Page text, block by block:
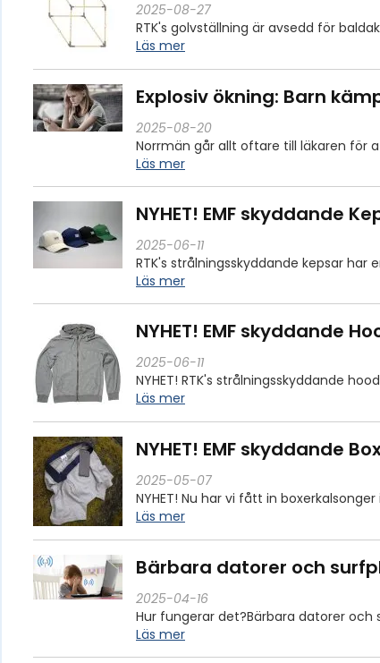
2025-08-27
RTK's golvställning är avsedd för
Läs mer
Explosiv ökning: Barn
2025-08-20
Norrmän går allt oftare till läkaren för
Läs mer
NYHET! EMF skyddande
2025-06-11
RTK's strålningsskyddande kepsar
Läs mer
NYHET! EMF skyddande
2025-06-11
NYHET! RTK's strålningsskyddande
Läs mer
NYHET! EMF skyddande
2025-05-07
NYHET! Nu har vi fått in
Läs mer
Bärbara datorer och
2025-04-16
Hur fungerar det?Bärbara datorer
Läs mer